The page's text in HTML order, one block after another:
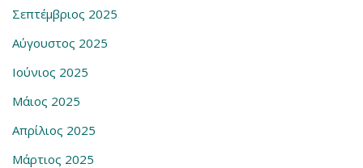
Σεπτέμβριος 2025
Αύγουστος 2025
Ιούνιος 2025
Μάιος 2025
Απρίλιος 2025
Μάρτιος 2025